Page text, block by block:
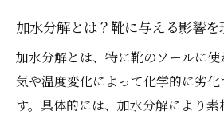
加水分解を防ぐための日
適切なクリーニング方法
加水分解対策に効果的な
加水分解とは？靴に与える影響を
加水分解とは、特に靴のソールに
気や温度変化によって化学的に劣
す。具体的には、加水分解により素